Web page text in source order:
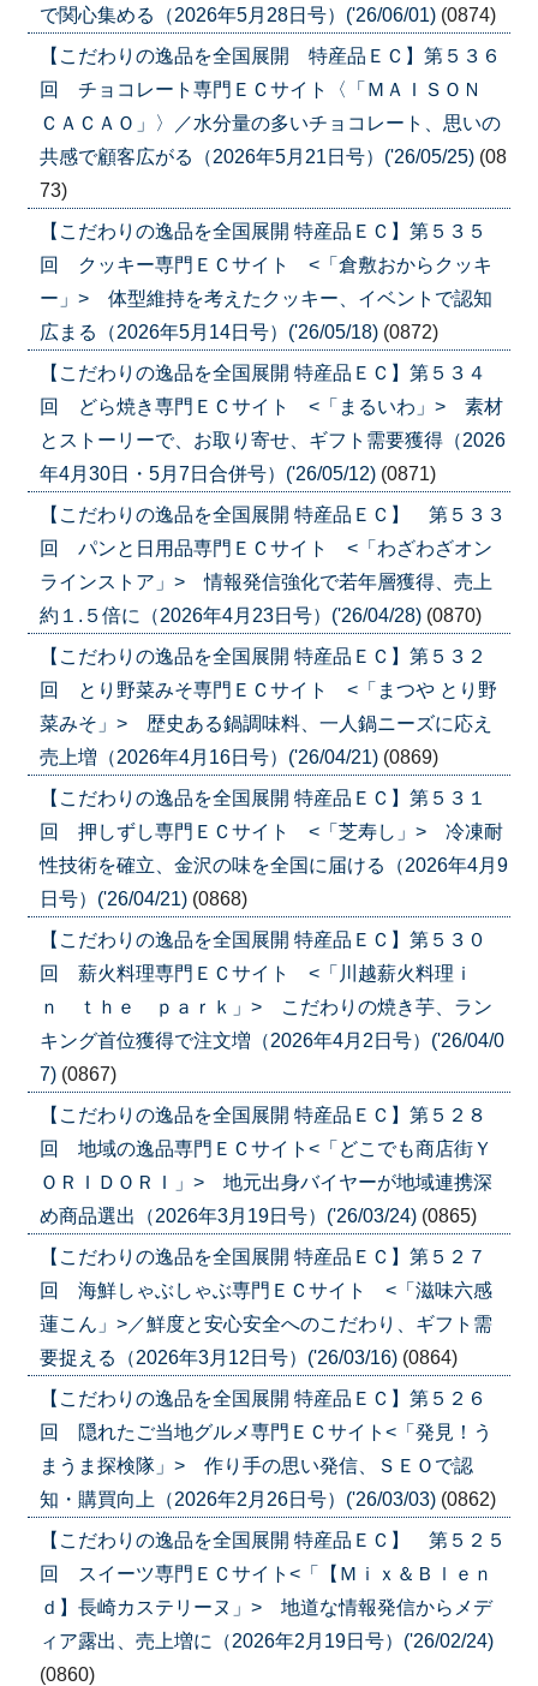
で関心集める（2026年5月28日号）('26/06/01) (0874)
【こだわりの逸品を全国展開 特産品ＥＣ】第５３６
回 チョコレート専門ＥＣサイト〈「ＭＡＩＳＯＮ
ＣＡＣＡＯ」〉／水分量の多いチョコレート、思いの
共感で顧客広がる（2026年5月21日号）('26/05/25) (08
73)
【こだわりの逸品を全国展開 特産品ＥＣ】第５３５
回 クッキー専門ＥＣサイト <「倉敷おからクッキ
ー」> 体型維持を考えたクッキー、イベントで認知
広まる（2026年5月14日号）('26/05/18) (0872)
【こだわりの逸品を全国展開 特産品ＥＣ】第５３４
回 どら焼き専門ＥＣサイト <「まるいわ」> 素材
とストーリーで、お取り寄せ、ギフト需要獲得（2026
年4月30日・5月7日合併号）('26/05/12) (0871)
【こだわりの逸品を全国展開 特産品ＥＣ】 第５３３
回 パンと日用品専門ＥＣサイト <「わざわざオン
ラインストア」> 情報発信強化で若年層獲得、売上
約１.５倍に（2026年4月23日号）('26/04/28) (0870)
【こだわりの逸品を全国展開 特産品ＥＣ】第５３２
回 とり野菜みそ専門ＥＣサイト <「まつや とり野
菜みそ」> 歴史ある鍋調味料、一人鍋ニーズに応え
売上増（2026年4月16日号）('26/04/21) (0869)
【こだわりの逸品を全国展開 特産品ＥＣ】第５３１
回 押しずし専門ＥＣサイト <「芝寿し」> 冷凍耐
性技術を確立、金沢の味を全国に届ける（2026年4月9
日号）('26/04/21) (0868)
【こだわりの逸品を全国展開 特産品ＥＣ】第５３０
回 薪火料理専門ＥＣサイト <「川越薪火料理ｉ
ｎ ｔｈｅ ｐａｒｋ」> こだわりの焼き芋、ラン
キング首位獲得で注文増（2026年4月2日号）('26/04/0
7) (0867)
【こだわりの逸品を全国展開 特産品ＥＣ】第５２８
回 地域の逸品専門ＥＣサイト<「どこでも商店街Ｙ
ＯＲＩＤＯＲＩ」> 地元出身バイヤーが地域連携深
め商品選出（2026年3月19日号）('26/03/24) (0865)
【こだわりの逸品を全国展開 特産品ＥＣ】第５２７
回 海鮮しゃぶしゃぶ専門ＥＣサイト <「滋味六感
蓮こん」>／鮮度と安心安全へのこだわり、ギフト需
要捉える（2026年3月12日号）('26/03/16) (0864)
【こだわりの逸品を全国展開 特産品ＥＣ】第５２６
回 隠れたご当地グルメ専門ＥＣサイト<「発見！う
まうま探検隊」> 作り手の思い発信、ＳＥＯで認
知・購買向上（2026年2月26日号）('26/03/03) (0862)
【こだわりの逸品を全国展開 特産品ＥＣ】 第５２５
回 スイーツ専門ＥＣサイト<「【Ｍｉｘ＆Ｂｌｅｎ
ｄ】長崎カステリーヌ」> 地道な情報発信からメデ
ィア露出、売上増に（2026年2月19日号）('26/02/24)
(0860)